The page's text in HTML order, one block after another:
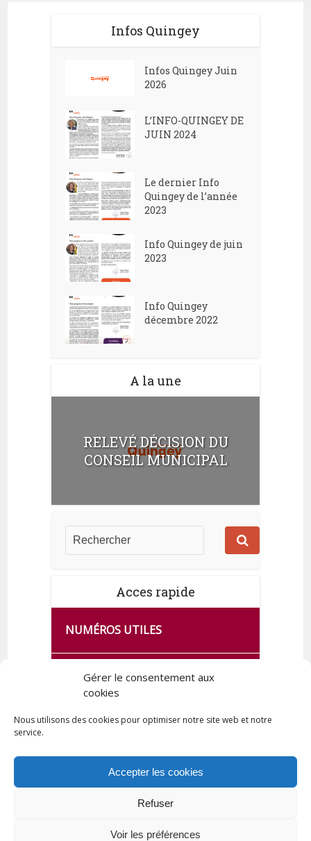
Gérer le consentement aux
cookies
Nous utilisons des cookies pour optimiser notre site web et notre
service.
Accepter les cookies
Refuser
Voir les préférences
Infos Quingey
Infos Quingey Juin
2026
L’INFO-QUINGEY DE
JUIN 2024
Le dernier Info
Quingey de l’année
2023
Info Quingey de juin
2023
Info Quingey
décembre 2022
A la une
RELEVÉ DÉCISION DU
CONSEIL MUNICIPAL
Acces rapide
NUMÉROS UTILES
CA SE PASSE À FRANCE SERVICES
DE QUINGEY
Tous droits réservés © 2023 Commune de Quingey / Création -